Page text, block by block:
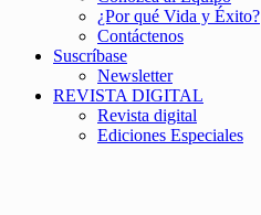
¿Por qué Vida y Éxito?
Contáctenos
Suscríbase
Newsletter
REVISTA DIGITAL
Revista digital
Ediciones Especiales